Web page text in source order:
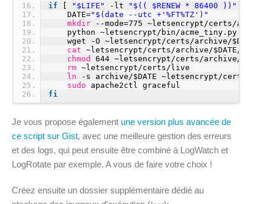
16
17
18
19
20
21
22
23
24
25
26
if
"$LIFE" -lt "$(( $RENEW * 86400 ))"
DATE="$(date --utc +'%FT%TZ')"
mkdir
--mode=775 ~letsencrypt/certs/
python ~letsencrypt/bin/acme_tiny .py --
wget -O ~letsencrypt/certs/archive/$DATE
cat
~letsencrypt/certs/archive/$DATE/
chmod
644 ~letsencrypt/certs/archive/
rm ~letsencrypt/certs/live
ln
-s archive/$DATE ~letsencrypt/certs/
sudo
apache2ctl graceful
fi
Je vous propose également une version plus avancée de
ce script sur Gist, avec une meilleure gestion des erreurs
et des logs, qui peut ensuite être combiné à LogWatch et
LogRotate par exemple. A vous de faire votre choix !
Créez ensuite un dossier supplémentaire dédié au